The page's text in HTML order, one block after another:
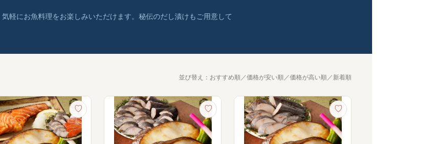
軽にお魚料理をお楽しみいただけます。秘伝のだし漬けもご用意して
並び替え：おすすめ順／価格が安い順／価格が高い順／新着順
♡ ♡ ♡